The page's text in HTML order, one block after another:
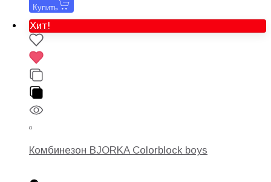
Купить
Хит!
Комбинезон BJORKA Colorblock boys